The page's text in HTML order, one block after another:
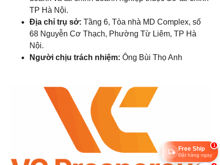
TP Hà Nội.
Địa chỉ trụ sở: Tầng 6, Tòa nhà MD Complex, số
68 Nguyễn Cơ Thạch, Phường Từ Liêm, TP Hà
Nội.
Người chịu trách nhiệm: Ông Bùi Thọ Anh
1
Free Ship
Đặt hàng ngay